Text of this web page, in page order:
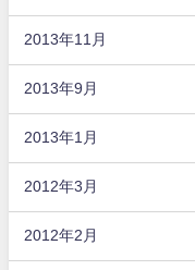
2013年11月
2013年9月
2013年1月
2012年3月
2012年2月